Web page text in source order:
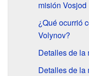
misión Vosjod
¿Qué ocurrió
Volynov?
Detalles de la
Detalles de la